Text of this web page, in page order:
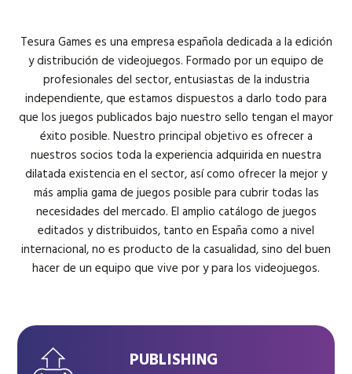
Tesura Games es una empresa española dedicada a la edición
y distribución de videojuegos. Formado por un equipo de
profesionales del sector, entusiastas de la industria
independiente, que estamos dispuestos a darlo todo para
que los juegos publicados bajo nuestro sello tengan el mayor
éxito posible. Nuestro principal objetivo es ofrecer a
nuestros socios toda la experiencia adquirida en nuestra
dilatada existencia en el sector, así como ofrecer la mejor y
más amplia gama de juegos posible para cubrir todas las
necesidades del mercado. El amplio catálogo de juegos
editados y distribuidos, tanto en España como a nivel
internacional, no es producto de la casualidad, sino del buen
hacer de un equipo que vive por y para los videojuegos.
PUBLISHING